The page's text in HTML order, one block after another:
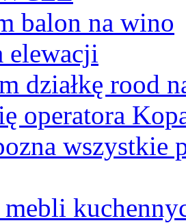
balon na wino
elewacji
działkę rood
operatora
wszystkie
mebli